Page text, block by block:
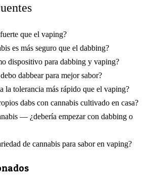
que el vaping?
es más seguro que el dabbing?
dispositivo para dabbing y vaping?
dabbear para mejor sabor?
la tolerancia más rápido que el vaping?
dabs con cannabis cultivado en casa?
— ¿debería empezar con dabbing o
de cannabis para sabor en vaping?